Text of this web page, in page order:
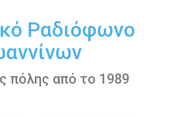
Ραδιόφωνο
πόλης από το 1989